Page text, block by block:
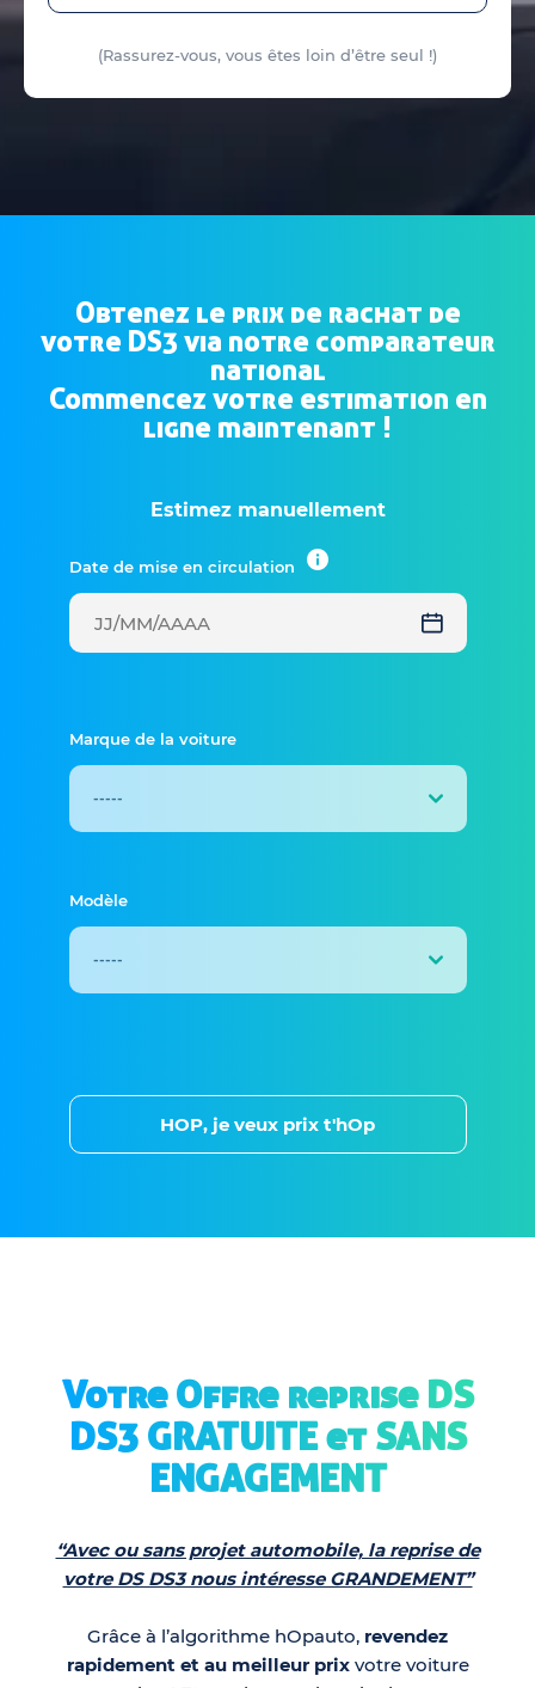
(Rassurez-vous, vous êtes loin d’être seul !)
Obtenez le prix de rachat de
votre DS3 via notre comparateur
national
Commencez votre estimation en
ligne maintenant !
Estimez manuellement
Date de mise en circulation
Marque de la voiture
Modèle
HOP, je veux prix t'hOp
Votre Offre reprise DS
DS3 GRATUITE et SANS
ENGAGEMENT
“Avec ou sans projet automobile, la reprise de
votre DS DS3 nous intéresse GRANDEMENT”
Grâce à l’algorithme hOpauto, revendez
rapidement et au meilleur prixvotre voiture